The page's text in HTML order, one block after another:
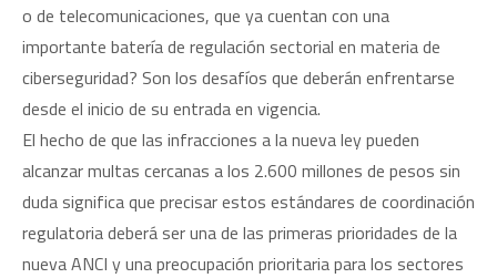
o de telecomunicaciones, que ya cuentan con una
importante batería de regulación sectorial en materia de
ciberseguridad? Son los desafíos que deberán enfrentarse
desde el inicio de su entrada en vigencia.
El hecho de que las infracciones a la nueva ley pueden
alcanzar multas cercanas a los 2.600 millones de pesos sin
duda significa que precisar estos estándares de coordinación
regulatoria deberá ser una de las primeras prioridades de la
nueva ANCI y una preocupación prioritaria para los sectores